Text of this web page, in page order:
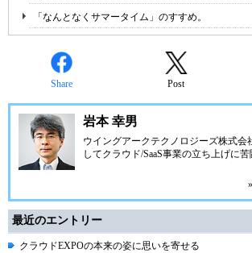
「なんとなくサマータイム」のすすめ。
Share Post
岩本 幸男
ウイングアークテクノロジーズ株式会
してクラウド/SaaS事業の立ち上げに苦
最近のエントリー
クラウドEXPOの本来の姿に思いを寄せる